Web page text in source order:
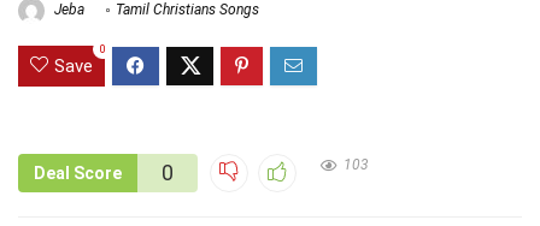
Jeba Tamil Christians Songs
Save
0
Deal Score 0 103